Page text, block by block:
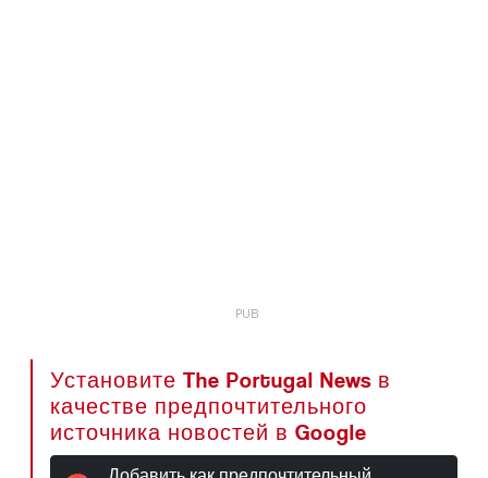
Установите The Portugal News в
качестве предпочтительного
источника новостей в Google